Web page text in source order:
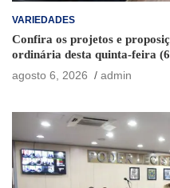
VARIEDADES
Confira os projetos e
ordinária desta quinta-feira
agosto 6, 2026
admin